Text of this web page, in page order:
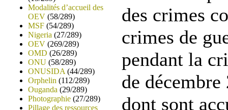
Modalités d’accueil des
OEV (58/289)
MSF (54/289)
Nigeria (27/289)
OEV (269/289)
OMD (26/289)
ONU (58/289)
ONUSIDA (44/289)
Orphelin (112/289)
Ouganda (29/289)
Photographie (27/289)
Pillage des ressources
des crimes
crimes de
pendant la
de
dont sont